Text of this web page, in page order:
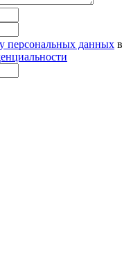
персональных данных в